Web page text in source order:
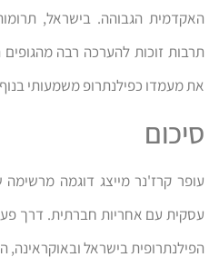
האקדמית הגבוהה. בישראל,
תרבות זוכות להערכה רבה
את מעמדו כפילנתרופ משמעותי
סיכום
עופר קרז'נר מייצג דוגמה
עסקית עם אחריות חברתית. דרך
הפילנתרופית בישראל ובאוקראינה,